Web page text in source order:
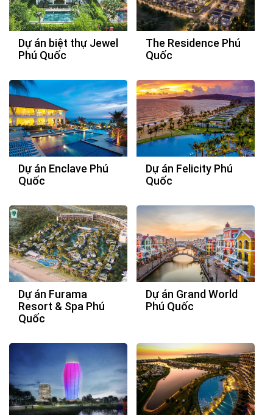
Dự án biệt thự Jewel
Phú Quốc
The Residence Phú
Quốc
Dự án Enclave Phú
Quốc
Dự án Felicity Phú
Quốc
Dự án Furama
Resort & Spa Phú
Quốc
Dự án Grand World
Phú Quốc